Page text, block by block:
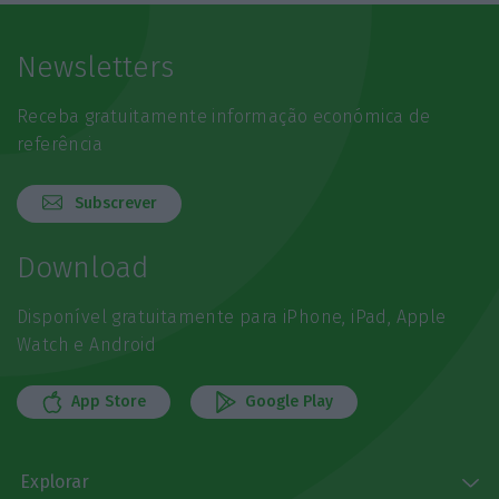
Newsletters
Receba gratuitamente informação económica de
referência
Subscrever
Download
Disponível gratuitamente para iPhone, iPad, Apple
Watch e Android
App Store Google Play
Explorar